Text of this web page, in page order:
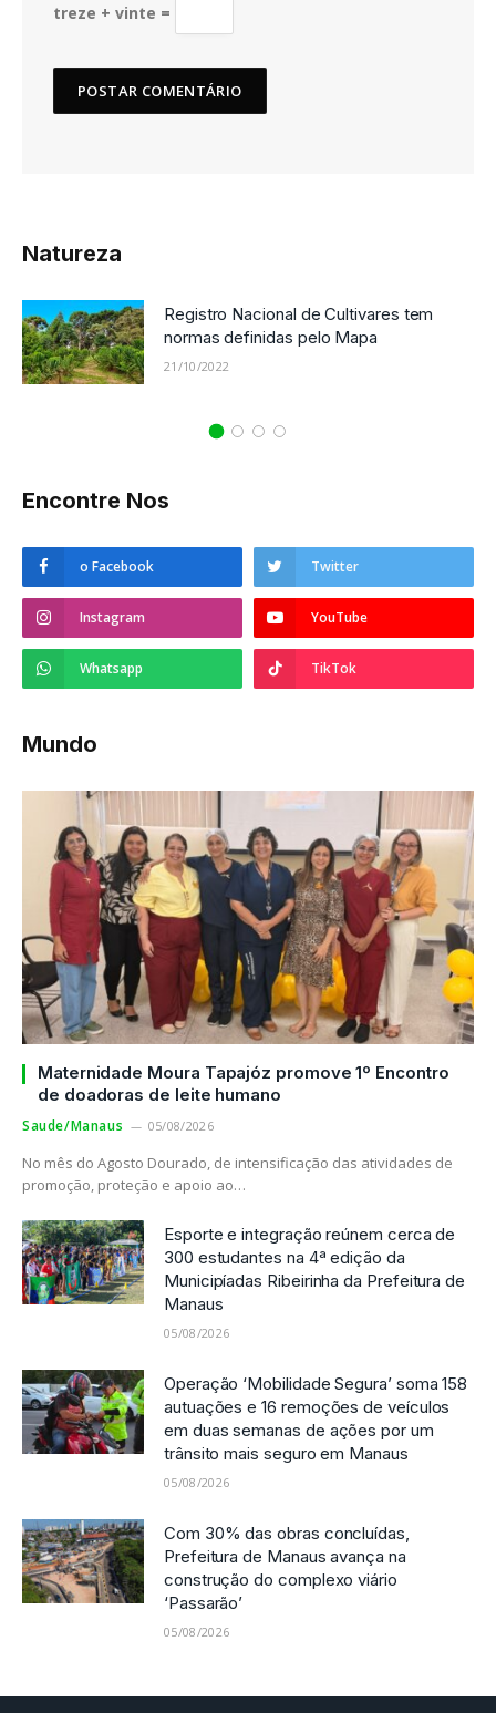
treze + vinte =
Natureza
Registro Nacional de Cultivares tem
normas definidas pelo Mapa
21/10/2022
Encontre Nos
o Facebook Twitter
Instagram YouTube
Whatsapp TikTok
Mundo
Maternidade Moura Tapajóz promove 1º Encontro
de doadoras de leite humano
Saude/Manaus 05/08/2026
No mês do Agosto Dourado, de intensificação das atividades de
promoção, proteção e apoio ao…
Esporte e integração reúnem cerca de
300 estudantes na 4ª edição da
Municipíadas Ribeirinha da Prefeitura de
Manaus
05/08/2026
Operação ‘Mobilidade Segura’ soma 158
autuações e 16 remoções de veículos
em duas semanas de ações por um
trânsito mais seguro em Manaus
05/08/2026
Com 30% das obras concluídas,
Prefeitura de Manaus avança na
construção do complexo viário
‘Passarão’
05/08/2026